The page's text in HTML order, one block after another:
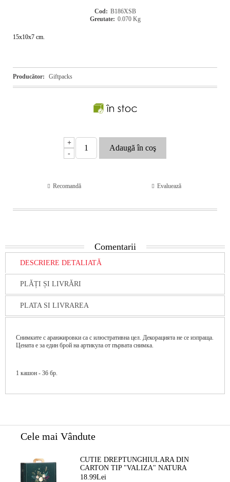
Cod: B186XSB
Greutate: 0.070 Kg
15x10x7 cm.
Producător: Giftpacks
+
-
Recomandă Evaluează
Comentarii
DESCRIERE DETALIATĂ
PLĂȚI ȘI LIVRĂRI
PLATA SI LIVRAREA
Снимките с аранжировки са с илюстративна цел. Декорацията не се изпраща.
Цената е за един брой на артикула от първата снимка.
1 кашон - 36 бр.
Cele mai Vândute
CUTIE DREPTUNGHIULARA DIN
CARTON TIP "VALIZA" NATURA
FERMECATA VERDE/AURIE, 34,2 X
18.99Lei